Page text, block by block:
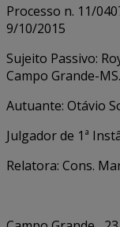
Processo n. 11/
9/10/2015
Sujeito Passivo:
Campo Grande-
Autuante: Otávio
Julgador de 1ª
Relatora: Cons.